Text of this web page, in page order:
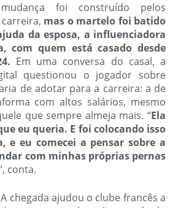
foi construído pelos
mas o martelo foi batido
da esposa, a influenciadora
com quem está casado desde
Em uma conversa do casal, a
questionou o jogador sobre
de adotar para a carreira: a de
com altos salários, mesmo
que sempre almeja mais. “Ela
eu queria. E foi colocando isso
e eu comecei a pensar sobre a
com minhas próprias pernas
conta.
chegada ajudou o clube francês a